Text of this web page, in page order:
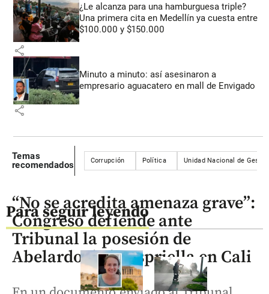
¿Le alcanza para una hamburguesa triple?
Una primera cita en Medellín ya cuesta entre
$100.000 y $150.000
share
Minuto a minuto: así asesinaron a
empresario aguacatero en mall de Envigado
share
Temas
recomendados
Corrupción Política Unidad Nacional de
Para seguir leyendo
“No se acredita amenaza grave”:
Congreso defiende ante
Tribunal la posesión de
Abelardo de la Espriella en Cali